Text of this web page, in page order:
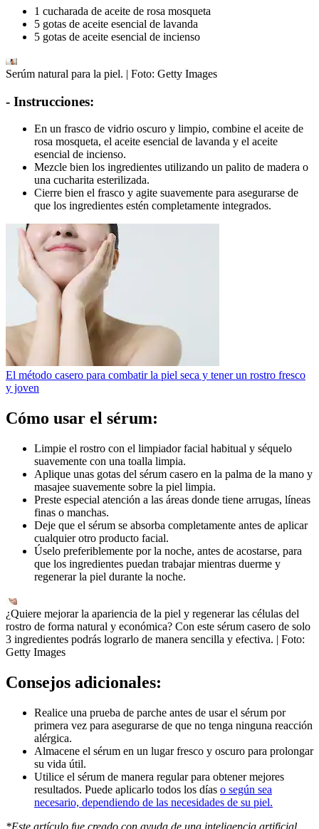
1 cucharada de aceite de rosa mosqueta
5 gotas de aceite esencial de lavanda
5 gotas de aceite esencial de incienso
Serúm natural para la piel. | Foto: Getty Images
- Instrucciones:
En un frasco de vidrio oscuro y limpio, combine el aceite de
rosa mosqueta, el aceite esencial de lavanda y el aceite
esencial de incienso.
Mezcle bien los ingredientes utilizando un palito de madera o
una cucharita esterilizada.
Cierre bien el frasco y agite suavemente para asegurarse de
que los ingredientes estén completamente integrados.
El método casero para combatir la piel seca y tener un rostro fresco
y joven
Cómo usar el sérum:
Limpie el rostro con el limpiador facial habitual y séquelo
suavemente con una toalla limpia.
Aplique unas gotas del sérum casero en la palma de la mano y
masajee suavemente sobre la piel limpia.
Preste especial atención a las áreas donde tiene arrugas, líneas
finas o manchas.
Deje que el sérum se absorba completamente antes de aplicar
cualquier otro producto facial.
Úselo preferiblemente por la noche, antes de acostarse, para
que los ingredientes puedan trabajar mientras duerme y
regenerar la piel durante la noche.
¿Quiere mejorar la apariencia de la piel y regenerar las células del
rostro de forma natural y económica? Con este sérum casero de solo
3 ingredientes podrás lograrlo de manera sencilla y efectiva. | Foto:
Getty Images
Consejos adicionales:
Realice una prueba de parche antes de usar el sérum por
primera vez para asegurarse de que no tenga ninguna reacción
alérgica.
Almacene el sérum en un lugar fresco y oscuro para prolongar
su vida útil.
Utilice el sérum de manera regular para obtener mejores
resultados. Puede aplicarlo todos los días o según sea
necesario, dependiendo de las necesidades de su piel.
*Este artículo fue creado con ayuda de una inteligencia artificial